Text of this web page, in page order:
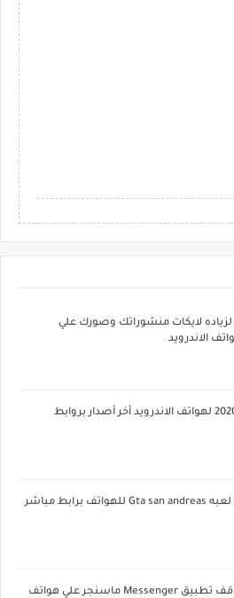
لايكات منشوراتك وصورك علي
الاندرويد
تحميل بيس 2020 لهواتف الاندرويد أخر أصدار بروابط
حصريا تحميل لعبه Gta san andreas للهواتف برابط مباشر
حل مشكله توقف تطبيق Messenger ماسنجر علي هواتف